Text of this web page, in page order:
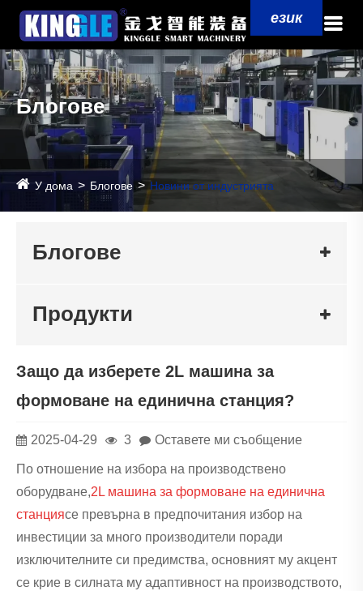
език
Блогове
У дома Блогове Новини от индустрията
Блогове
Продукти
Защо да изберете 2L машина за
формоване на единична станция?
2025-04-29 3 Оставете ми съобщение
По отношение на избора на производствено
оборудване,2L машина за формоване на единична
станциясе превърна в предпочитания избор на
инвестиции за много производители поради
изключителните си предимства, основният му акцент
се крие в силната му адаптивност на производството,